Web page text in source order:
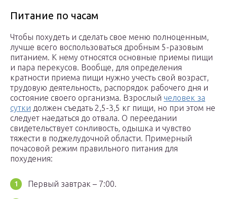
Питание по часам
Чтобы похудеть и сделать свое меню полноценным,
лучше всего воспользоваться дробным 5-разовым
питанием. К нему относятся основные приемы пищи
и пара перекусов. Вообще, для определения
кратности приема пищи нужно учесть свой возраст,
трудовую деятельность, распорядок рабочего дня и
состояние своего организма. Взрослый человек за
сутки должен съедать 2,5-3,5 кг пищи, но при этом не
следует наедаться до отвала. О переедании
свидетельствует сонливость, одышка и чувство
тяжести в поджелудочной области. Примерный
почасовой режим правильного питания для
похудения:
Первый завтрак – 7:00.